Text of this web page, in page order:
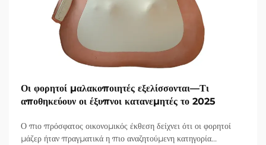
Οι φορητοί μαλακοποιητές εξελίσσονται—Τι
αποθηκεύουν οι έξυπνοι κατανεμητές το 2025
Ο πιο πρόσφατος οικονομικός έκθεση δείχνει ότι οι φορητοί
μάζερ ήταν πραγματικά η πιο αναζητούμενη κατηγορία